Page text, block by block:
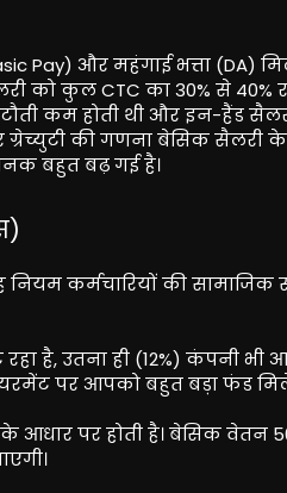
Pay) और महंगाई भत्ता (DA)
को कुल CTC का 30% से 40%
कम होती थी और इन-हैंड
की गणना बेसिक सैलरी
बहुत बढ़ गई है।
कर्मचारियों की
है, उतना ही (12%) कंपनी भी
पर आपको बहुत बड़ा फंड
आधार पर होती है। बेसिक वेतन